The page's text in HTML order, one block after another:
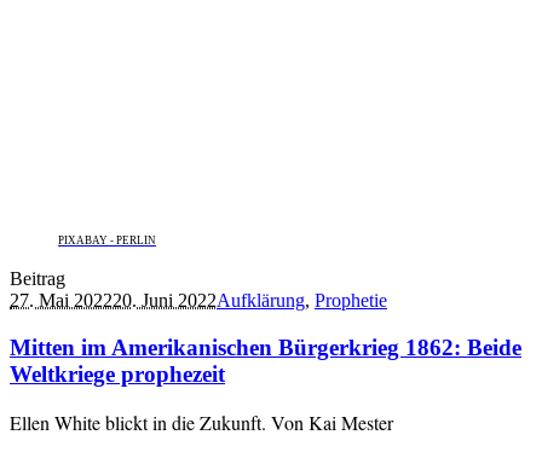
PIXABAY - PERLIN
Beitrag
27. Mai 202220. Juni 2022Aufklärung, Prophetie
Mitten im Amerikanischen Bürgerkrieg 1862: Beide
Weltkriege prophezeit
Ellen White blickt in die Zukunft. Von Kai Mester